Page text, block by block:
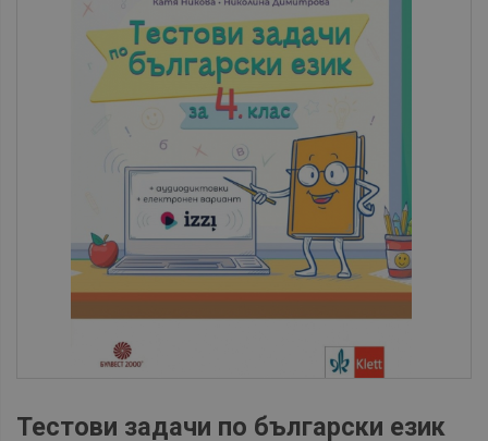
Тестови задачи по български език